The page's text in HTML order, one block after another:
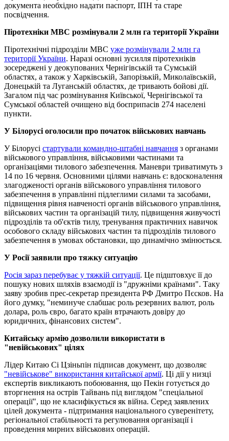
документа необхідно надати паспорт, ІПН та старе
посвідчення.
Піротехніки МВС розмінували 2 млн га території України
Піротехнічні підрозділи МВС уже розмінували 2 млн га
території України. Наразі основні зусилля піротехніків
зосереджені у деокупованих Чернігівській та Сумській
областях, а також у Харківській, Запорізькій, Миколаївській,
Донецькій та Луганській областях, де тривають бойові дії.
Загалом під час розмінування Київської, Чернігівської та
Сумської областей очищено від боєприпасів 274 населені
пункти.
У Білорусі оголосили про початок військових навчань
У Білорусі стартували командно-штабні навчання з органами
військового управління, військовими частинами та
організаціями тилового забезпечення. Маневри триватимуть з
14 по 16 червня. Основними цілями навчань є: вдосконалення
злагодженості органів військового управління тилового
забезпечення в управлінні підлеглими силами та засобами,
підвищення рівня навченості органів військового управління,
військових частин та організацій тилу, підвищення живучості
підрозділів та об'єктів тилу, тренування практичних навичок
особового складу військових частин та підрозділів тилового
забезпечення в умовах обстановки, що динамічно змінюється.
У Росії заявили про тяжку ситуацію
Росія зараз перебуває у тяжкій ситуації. Це підштовхує її до
пошуку нових шляхів взаємодії із "дружніми країнами". Таку
заяву зробив прес-секретар президента РФ Дмитро Пєсков. На
його думку, "неминуче слабшає роль резервних валют, роль
долара, роль євро, багато країн втрачають довіру до
юридичних, фінансових систем".
Китайську армію дозволили використати в
"невійськових" цілях
Лідер Китаю Сі Цзіньпін підписав документ, що дозволяє
"невійськове" використання китайської армії. Ці дії у низці
експертів викликають побоювання, що Пекін готується до
вторгнення на острів Тайвань під виглядом "спеціальної
операції", що не класифікується як війна. Серед заявлених
цілей документа - підтримання національного суверенітету,
регіональної стабільності та регулювання організації і
проведення мирних військових операцій.